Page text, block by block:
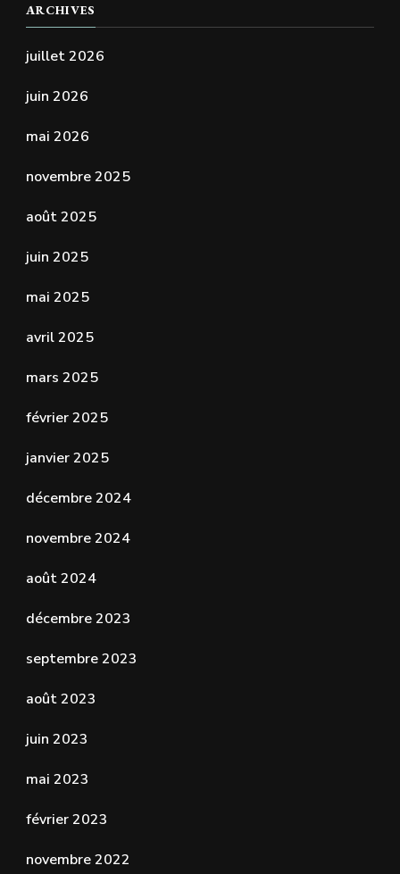
ARCHIVES
juillet 2026
juin 2026
mai 2026
novembre 2025
août 2025
juin 2025
mai 2025
avril 2025
mars 2025
février 2025
janvier 2025
décembre 2024
novembre 2024
août 2024
décembre 2023
septembre 2023
août 2023
juin 2023
mai 2023
février 2023
novembre 2022